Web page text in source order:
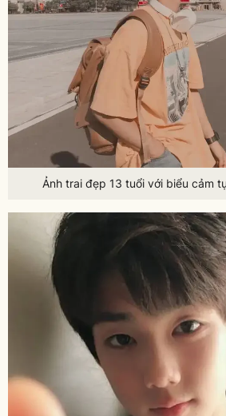
Ảnh trai đẹp 13 tuổi với biểu cảm